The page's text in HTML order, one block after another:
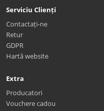
Serviciu Clienți
Contactați-ne
Retur
GDPR
Hartă website
Extra
Producatori
Vouchere cadou